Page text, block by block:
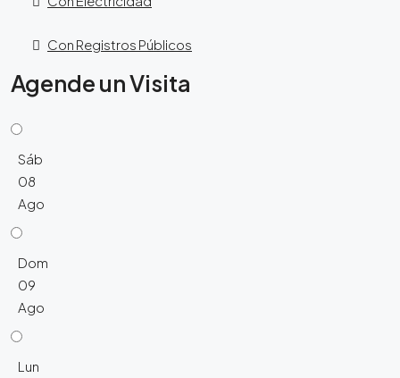
Con Registros Públicos
Agende un Visita
Sáb
08
Ago
Dom
09
Ago
Lun